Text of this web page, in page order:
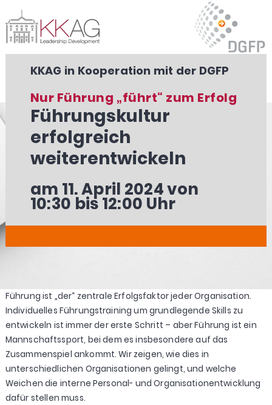
KKAG in Kooperation mit der DGFP
Nur Führung „führt“ zum Erfolg
Führungskultur
erfolgreich
weiterentwickeln
am 11. April 2024von
10:30 bis 12:00 Uhr
Führung ist „der“ zentrale Erfolgsfaktor jederOrganisation.
Individuelles Führungstraining um grundlegende Skills zu
entwickeln istimmerder erste Schritt – aber Führung ist ein
Mannschaftssport, bei dem es insbesondereauf das
Zusammenspiel ankommt. Wir zeigen, wie dies in
unterschiedlichen Organisationen gelingt, und welche
Weichen die interne Personal- und Organisationentwicklung
dafür stellen muss.